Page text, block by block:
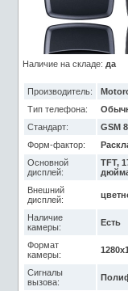
Наличие на складе: да
Производитель:
Тип телефона:
Стандарт:
GSM
Форм-фактор:
Основной
дисплей:
TFT,
Внешний
дисплей:
Наличие
камеры:
Есть
Формат
камеры:
Сигналы
вызова: